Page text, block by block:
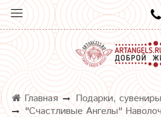
Главная Подарки, сувениры
"Счастливые Ангелы"